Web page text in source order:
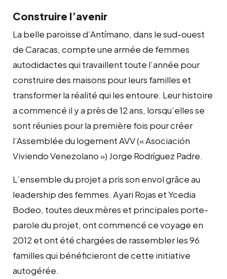
Construire l’avenir
La belle paroisse d’Antímano, dans le sud-ouest
de Caracas, compte une armée de femmes
autodidactes qui travaillent toute l’année pour
construire des maisons pour leurs familles et
transformer la réalité qui les entoure. Leur histoire
a commencé il y a près de 12 ans, lorsqu’elles se
sont réunies pour la première fois pour créer
l’Assemblée du logement AVV (« Asociación
Viviendo Venezolano ») Jorge Rodríguez Padre.
L’ensemble du projet a pris son envol grâce au
leadership des femmes. Ayari Rojas et Ycedia
Bodeo, toutes deux mères et principales porte-
parole du projet, ont commencé ce voyage en
2012 et ont été chargées de rassembler les 96
familles qui bénéficieront de cette initiative
autogérée.